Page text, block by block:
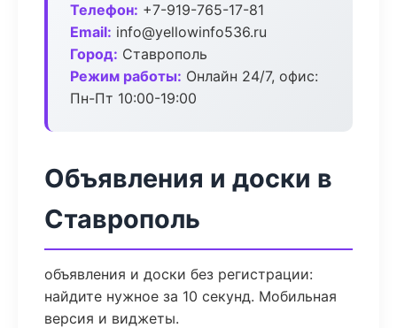
Телефон: +7-919-765-17-81
Email: info@yellowinfo536.ru
Город: Ставрополь
Режим работы: Онлайн 24/7, офис:
Пн-Пт 10:00-19:00
Объявления и доски в
Ставрополь
объявления и доски без регистрации:
найдите нужное за 10 секунд. Мобильная
версия и виджеты.